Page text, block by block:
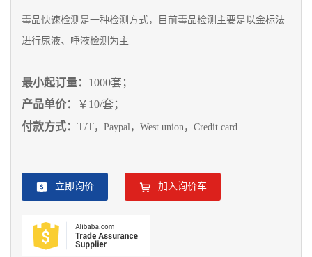
毒品快速检测是一种检测方式，目前毒品检测主要是以金标法
进行尿液、唾液检测为主
最小起订量： 1000套；
产品单价： ￥ 10/套；
付款方式： T/T，Paypal，West union，Credit card
立即询价 加入询价车